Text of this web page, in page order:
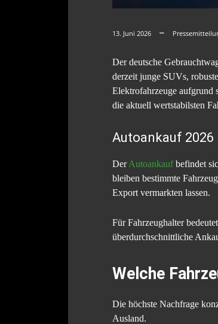
13. Juni 2026
Der deutsche
derzeit junge SUVs,
Elektrofahrzeuge aufgrund
die aktuell wertstabilsten
Autoankauf 2026
DerAutoankaufbefindet
bleiben bestimmte
Export vermarkten lassen.
Für Fahrzeughalter
überdurchschnittliche
Welche
Die höchste Nachfrage
Ausland.